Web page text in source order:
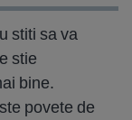
stiti sa va
stie
bine.
povete de